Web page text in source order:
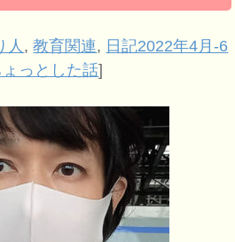
人 ,教育関連, 日記2022年4月-6
っとした話]